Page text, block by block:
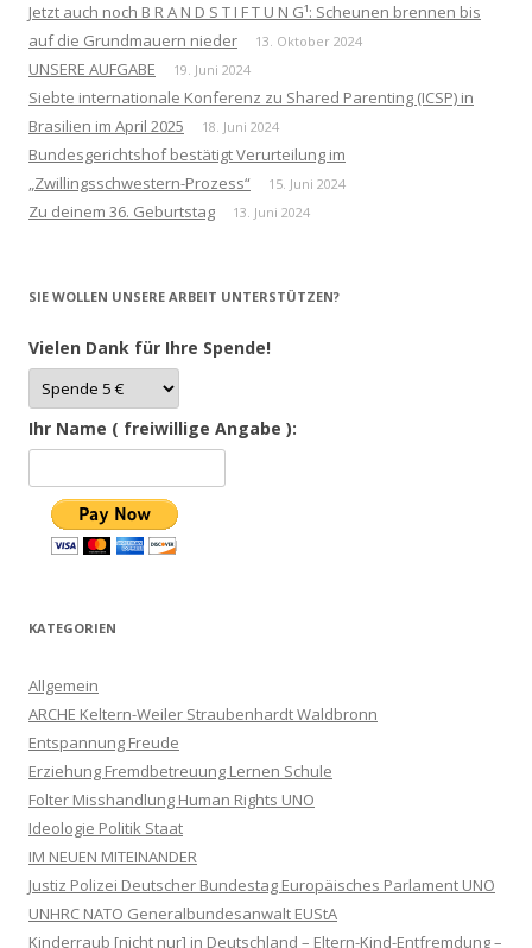
Jetzt auch noch B R A N D S T I F T U N G¹: Scheunen brennen bis
auf die Grundmauern nieder
13. Oktober 2024
UNSERE AUFGABE 19. Juni 2024
Siebte internationale Konferenz zu Shared Parenting (ICSP) in
Brasilien im April 2025
18. Juni 2024
Bundesgerichtshof bestätigt Verurteilung im
„Zwillingsschwestern-Prozess“
15. Juni 2024
Zu deinem 36. Geburtstag 13. Juni 2024
SIE WOLLEN UNSERE ARBEIT UNTERSTÜTZEN?
Vielen Dank für Ihre Spende!
Ihr Name ( freiwillige Angabe ):
KATEGORIEN
Allgemein
ARCHE Keltern-Weiler Straubenhardt Waldbronn
Entspannung Freude
Erziehung Fremdbetreuung Lernen Schule
Folter Misshandlung Human Rights UNO
Ideologie Politik Staat
IM NEUEN MITEINANDER
Justiz Polizei Deutscher Bundestag Europäisches Parlament UNO
UNHRC NATO Generalbundesanwalt EUStA
Kinderraub [nicht nur] in Deutschland – Eltern-Kind-Entfremdung –